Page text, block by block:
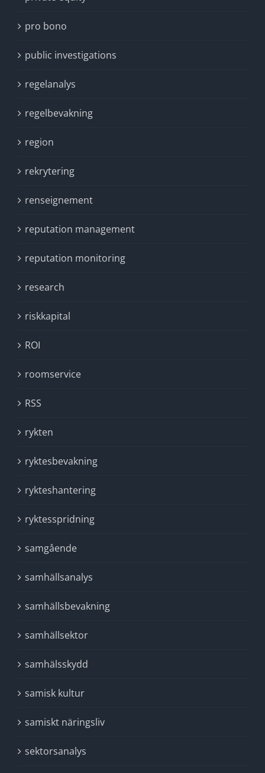
pro bono
public investigations
regelanalys
regelbevakning
region
rekrytering
renseignement
reputation management
reputation monitoring
research
riskkapital
ROI
roomservice
RSS
rykten
ryktesbevakning
rykteshantering
ryktesspridning
samgående
samhällsanalys
samhällsbevakning
samhällsektor
samhälsskydd
samisk kultur
samiskt näringsliv
sektorsanalys